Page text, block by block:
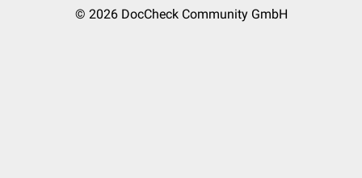
© 2026 DocCheck Community GmbH